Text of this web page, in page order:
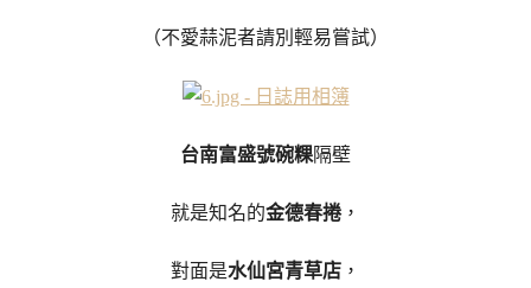
（不愛蒜泥者請別輕易嘗試）
台南富盛號碗粿隔壁
就是知名的金德春捲，
對面是水仙宮青草店 ，